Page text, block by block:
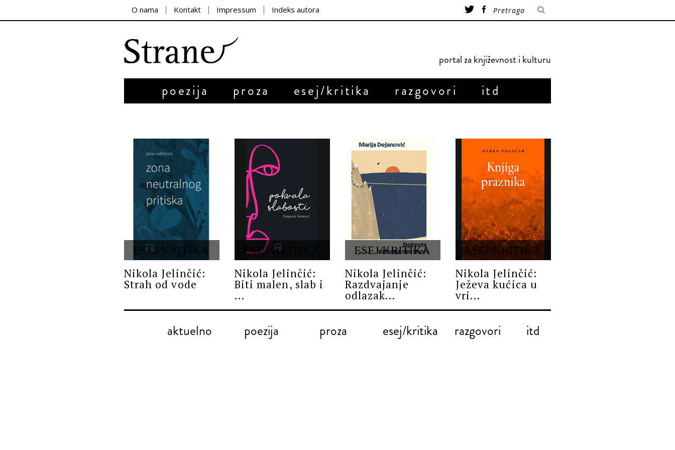
O nama Kontakt Impressum Indeks autora
portal za književnost i kulturu
poezija proza esej/kritika razgovori itd
ESEJ/KRITIKA
Nikola Jelinčić:
Strah od vode
ESEJ/KRITIKA
Nikola Jelinčić:
Biti malen, slab i
...
ESEJ/KRITIKA
Nikola Jelinčić:
Razdvajanje
odlazak...
ESEJ/KRITIKA
Nikola Jelinčić:
Ježeva kućica u
vri...
aktuelno poezija proza esej/kritika razgovori itd